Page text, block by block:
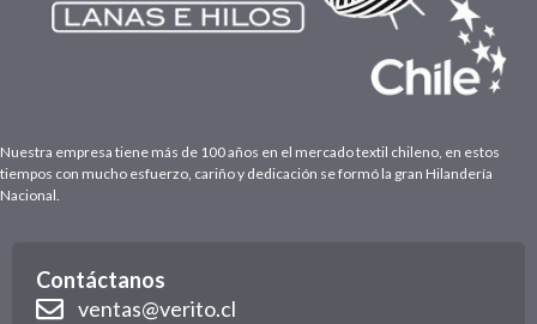
Nuestra empresa tiene más de 100 años en el mercado textil chileno, en estos
tiempos con mucho esfuerzo, cariño y dedicación se formó la gran Hilandería
Nacional.
Contáctanos
ventas@verito.cl